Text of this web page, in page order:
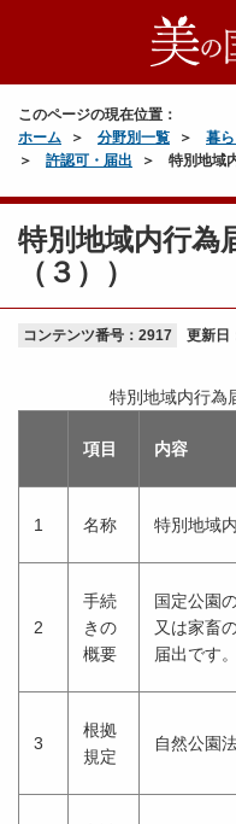
このページの現在位置：
ホーム
分野別一覧 暮
許認可・届出
特別地域
特別地域内行為
（３））
コンテンツ番号：2917 更新日
項目 内容
特別地域内行為
1 名称 特別地域
2
手続
きの
概要
国定公園
又は家畜
届出です。
3
根拠
規定
自然公園